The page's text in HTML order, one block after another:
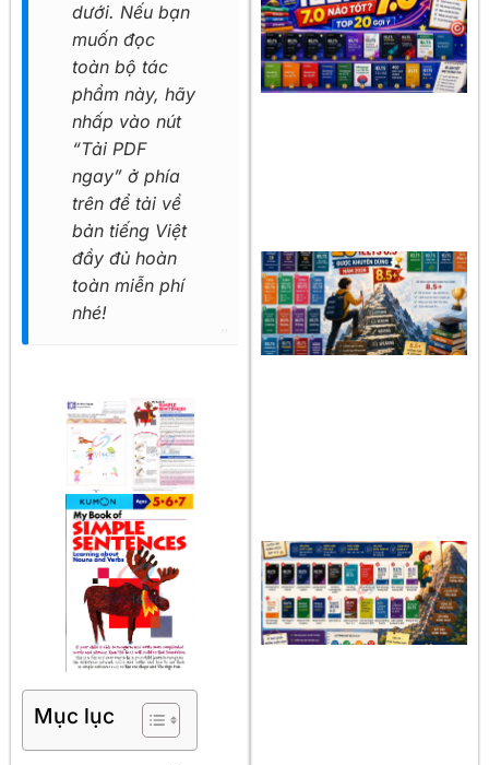
dưới. Nếu bạn
muốn đọc
toàn bộ tác
phẩm này, hãy
nhấp vào nút
“Tải PDF
ngay” ở phía
trên để tải về
bản tiếng Việt
đầy đủ hoàn
toàn miễn phí
nhé!
Mục lục